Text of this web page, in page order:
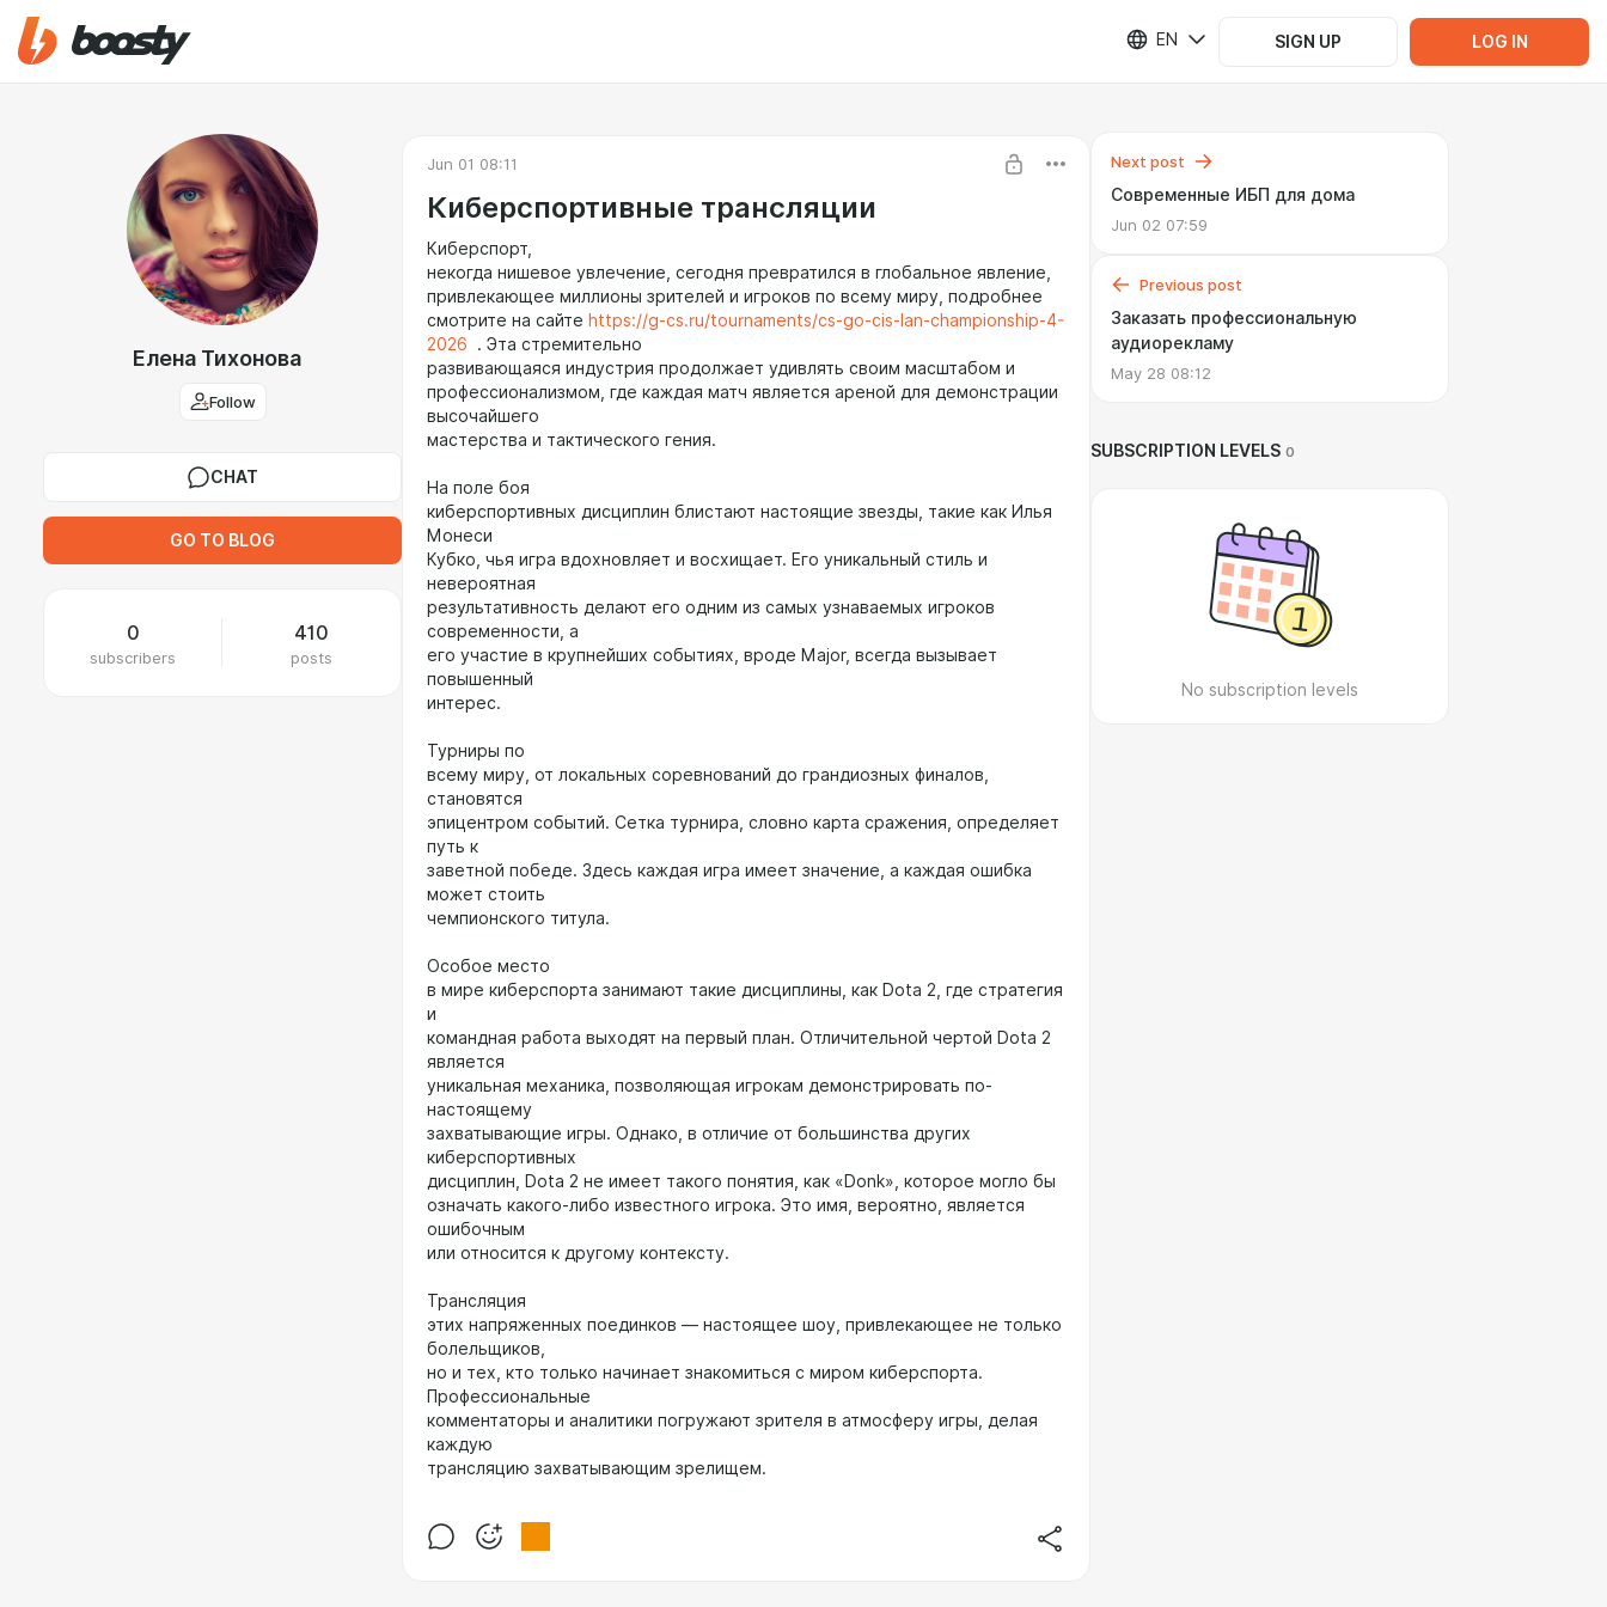
EN SIGN UP LOG IN
Елена Тихонова
Follow
CHAT
GO TO BLOG
0
subscribers
410
posts
Jun 01 08:11
Киберспортивные трансляции
Киберспорт,
некогда нишевое увлечение, сегодня превратился в глобальное явление,
привлекающее миллионы зрителей и игроков по всему миру, подробнее
смотрите на сайте https://g-cs.ru/tournaments/cs-go-cis-lan-championship-4-
2026 . Эта стремительно
развивающаяся индустрия продолжает удивлять своим масштабом и
профессионализмом, где каждая матч является ареной для демонстрации
высочайшего
мастерства и тактического гения.
На поле боя
киберспортивных дисциплин блистают настоящие звезды, такие как Илья
Монеси
Кубко, чья игра вдохновляет и восхищает. Его уникальный стиль и
невероятная
результативность делают его одним из самых узнаваемых игроков
современности, а
его участие в крупнейших событиях, вроде Major, всегда вызывает
повышенный
интерес.
Турниры по
всему миру, от локальных соревнований до грандиозных финалов,
становятся
эпицентром событий. Сетка турнира, словно карта сражения, определяет
путь к
заветной победе. Здесь каждая игра имеет значение, а каждая ошибка
может стоить
чемпионского титула.
Особое место
в мире киберспорта занимают такие дисциплины, как Dota 2, где стратегия
и
командная работа выходят на первый план. Отличительной чертой Dota 2
является
уникальная механика, позволяющая игрокам демонстрировать по-
настоящему
захватывающие игры. Однако, в отличие от большинства других
киберспортивных
дисциплин, Dota 2 не имеет такого понятия, как «Donk», которое могло бы
означать какого-либо известного игрока. Это имя, вероятно, является
ошибочным
или относится к другому контексту.
Трансляция
этих напряженных поединков — настоящее шоу, привлекающее не только
болельщиков,
но и тех, кто только начинает знакомиться с миром киберспорта.
Профессиональные
комментаторы и аналитики погружают зрителя в атмосферу игры, делая
каждую
трансляцию захватывающим зрелищем.
Next post
Современные ИБП для дома
Jun 02 07:59
Previous post
Заказать профессиональную
аудиорекламу
May 28 08:12
SUBSCRIPTION LEVELS 0
No subscription levels